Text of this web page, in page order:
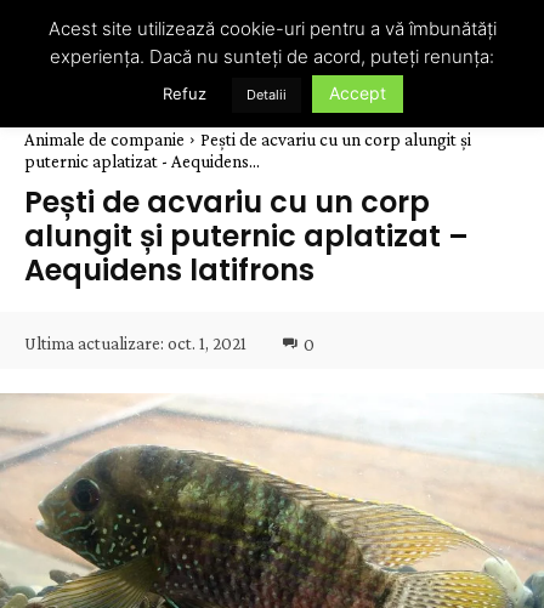
Animale de companie
Pești de acvariu cu un corp alungit și
puternic aplatizat - Aequidens...
Pești de acvariu cu un corp
alungit și puternic aplatizat –
Aequidens latifrons
Ultima actualizare: oct. 1, 2021 0
Acest site utilizează cookie-uri pentru a vă îmbunătăți
experiența. Dacă nu sunteți de acord, puteți renunța:
Refuz Detalii Accept